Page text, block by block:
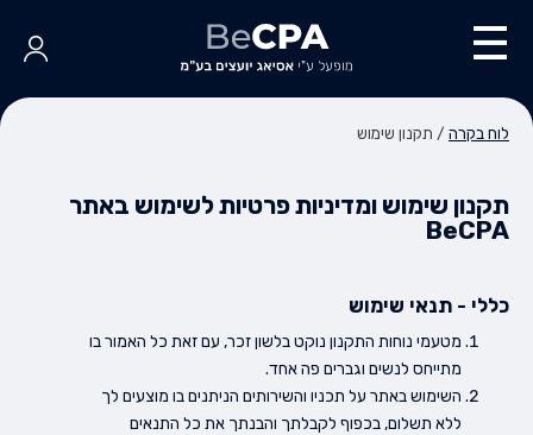
לוח בקרה / תקנון שימוש
תקנון שימוש ומדיניות פרטיות לשימוש באתר
BeCPA
כללי - תנאי שימוש
מטעמי נוחות התקנון נוקט בלשון זכר, עם זאת כל האמור בו
מתייחס לנשים וגברים פה אחד.
השימוש באתר על תכניו והשירותים הניתנים בו מוצעים לך
ללא תשלום, בכפוף לקבלתך והבנתך את כל התנאים